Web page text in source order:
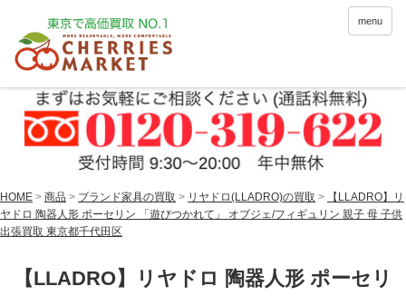
menu
HOME > 商品 > ブランド家具の買取 > リヤドロ(LLADRO)の買取 >
【LLADRO】リ
ヤドロ 陶器人形 ポーセリン 「遊びつかれて」 オブジェ/フィギュリン 親子 母 子供
出張買取 東京都千代田区
【LLADRO】リヤドロ 陶器人形 ポーセリ